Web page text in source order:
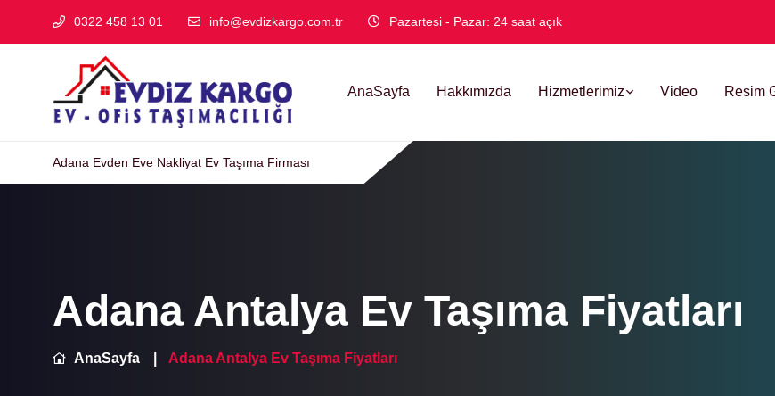
0322 458 13 01 info@evdizkargo.com.tr Pazartesi - Pazar: 24 saat açık
AnaSayfa Hakkımızda Hizmetlerimiz Video Resim
Adana Evden Eve Nakliyat Ev Taşıma Firması
Adana Antalya Ev Taşıma Fiyatları
AnaSayfa Adana Antalya Ev Taşıma Fiyatları